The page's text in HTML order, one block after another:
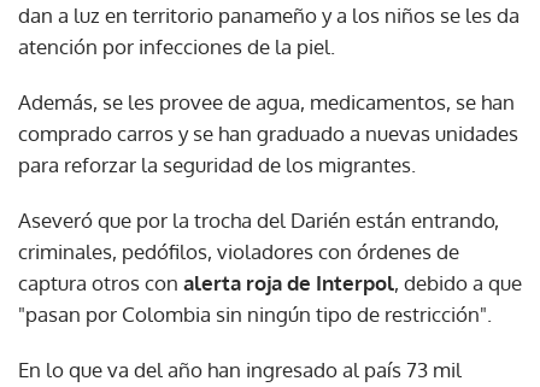
dan a luz en territorio panameño y a los niños se les da
atención por infecciones de la piel.
Además, se les provee de agua, medicamentos, se han
comprado carros y se han graduado a nuevas unidades
para reforzar la seguridad de los migrantes.
Aseveró que por la trocha del Darién están entrando,
criminales, pedófilos, violadores con órdenes de
captura otros con alerta roja de Interpol, debido a que
"pasan por Colombia sin ningún tipo de restricción".
En lo que va del año han ingresado al país 73 mil